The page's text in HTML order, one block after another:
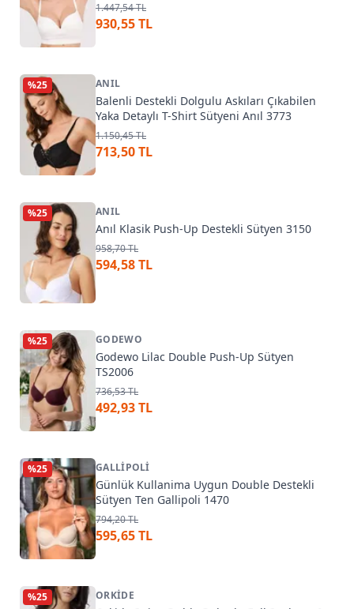
1.447,54 TL
930,55 TL
%25 ANIL
Balenli Destekli Dolgulu Askıları Çıkabilen
Yaka Detaylı T-Shirt Sütyeni Anıl 3773
1.150,45 TL
713,50 TL
%25 ANIL
Anıl Klasik Push-Up Destekli Sütyen 3150
958,70 TL
594,58 TL
%25 GODEWO
Godewo Lilac Double Push-Up Sütyen
TS2006
736,53 TL
492,93 TL
%25 GALLIPOLI
Günlük Kullanima Uygun Double Destekli
Sütyen Ten Gallipoli 1470
794,20 TL
595,65 TL
%25 ORKIDE